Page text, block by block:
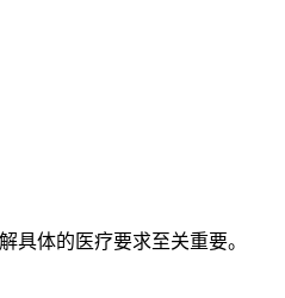
具体的医疗要求至关重要。